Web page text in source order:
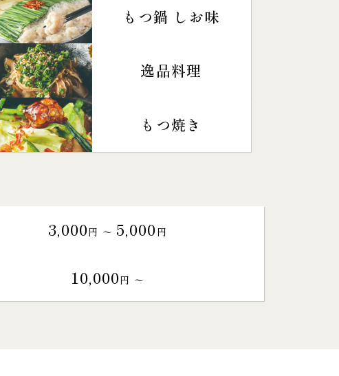
もつ鍋 しお味
逸品料理
もつ焼き
3,000円 〜 5,000円
10,000円 〜